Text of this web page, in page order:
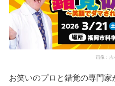
画像：吉
お笑いのプロと錯覚の専門